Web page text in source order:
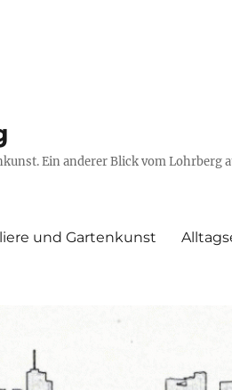
Ein anderer Blick vom Lohrberg
und Gartenkunst